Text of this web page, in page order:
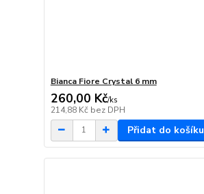
Bianca Fiore Crystal 6 mm
260,00 Kč/ks
214,88 Kč bez DPH
Přidat do košíku